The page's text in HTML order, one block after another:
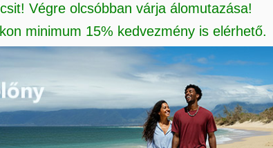
Végre olcsóbban várja álomutazása!
minimum 15% kedvezmény is elérhető.